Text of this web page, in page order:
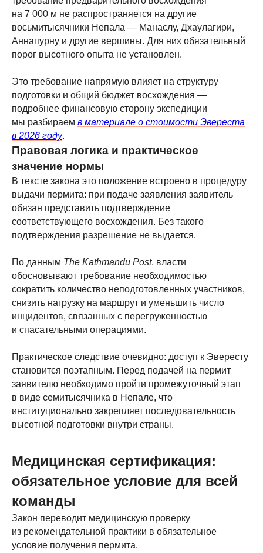
на 7 000 м не распространяется на другие
восьмитысячники Непала — Манаслу, Дхаулагири,
Аннапурну и другие вершины. Для них обязательный
порог высотного опыта не установлен.
Это требование напрямую влияет на структуру
подготовки и общий бюджет восхождения —
подробнее финансовую сторону экспедиции
мы разбираем в материале о стоимости Эвереста
в 2026 году.
Правовая логика и практическое
значение нормы
В тексте закона это положение встроено в процедуру
выдачи пермита: при подаче заявления заявитель
обязан представить подтверждение
соответствующего восхождения. Без такого
подтверждения разрешение не выдается.
По данным The Kathmandu Post, власти
обосновывают требование необходимостью
сократить количество неподготовленных участников,
снизить нагрузку на маршрут и уменьшить число
инцидентов, связанных с перегруженностью
и спасательными операциями.
Практическое следствие очевидно: доступ к Эвересту
становится поэтапным. Перед подачей на пермит
заявителю необходимо пройти промежуточный этап
в виде семитысячника в Непале, что
институционально закрепляет последовательность
высотной подготовки внутри страны.
Медицинская сертификация:
обязательное условие для всей
команды
Закон переводит медицинскую проверку
из рекомендательной практики в обязательное
условие получения пермита.